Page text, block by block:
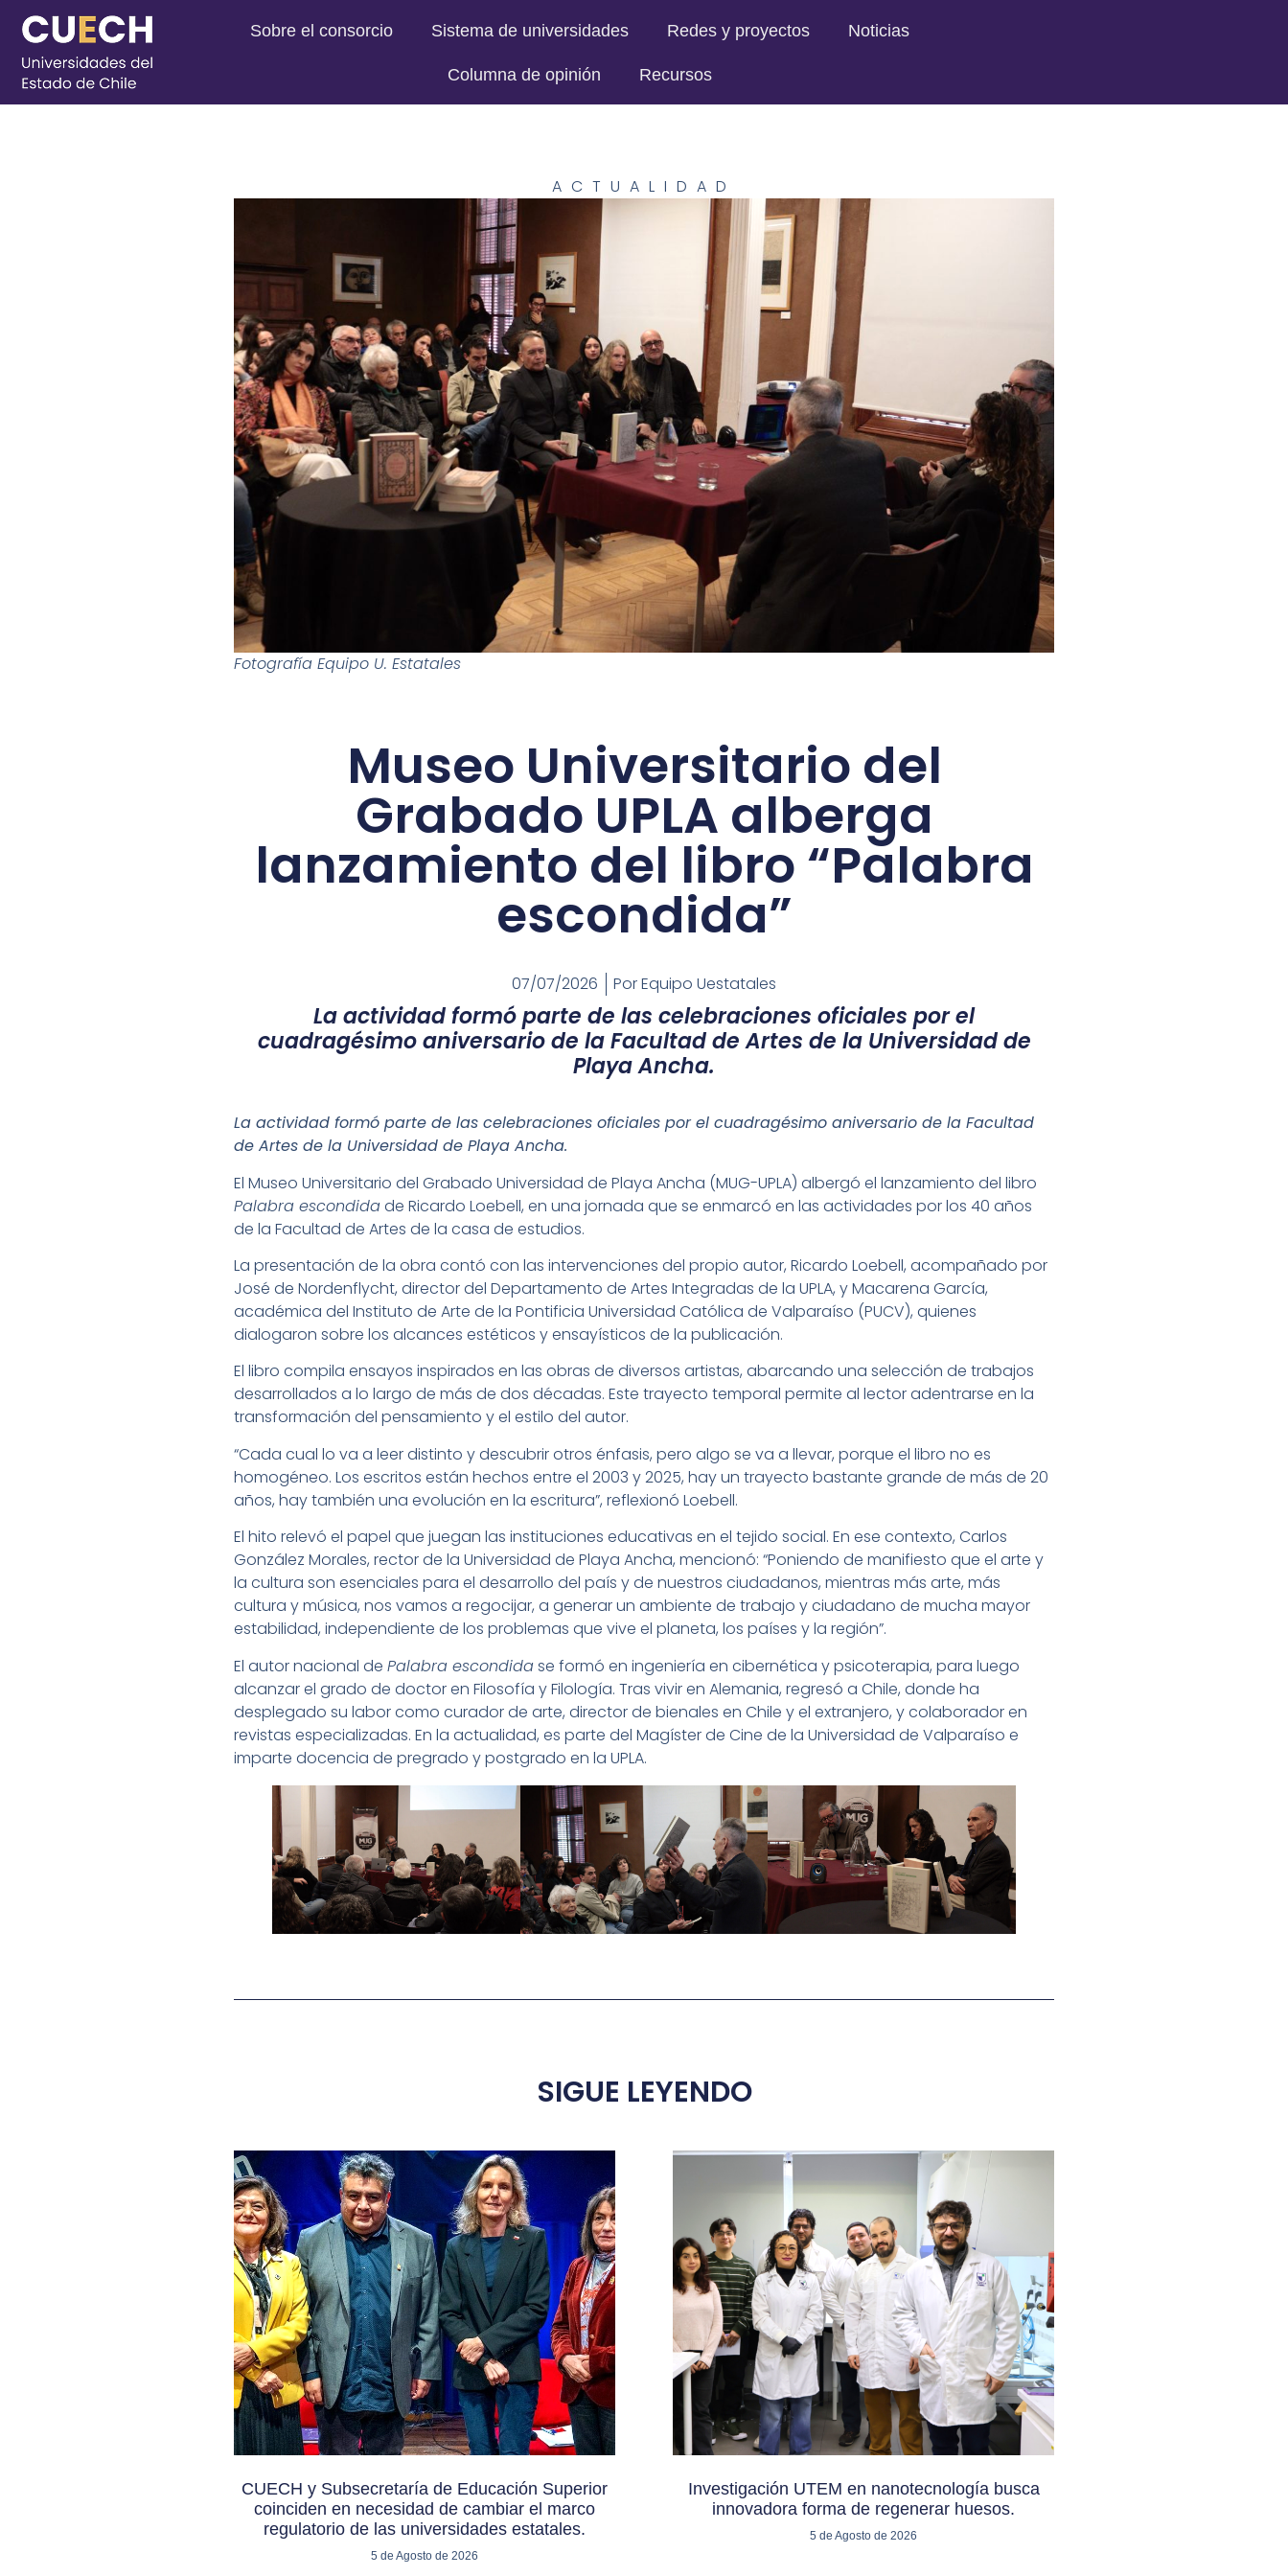
Sobre el consorcio Sistema de universidades Redes y proyectos Noticias
Columna de opinión Recursos
ACTUALIDAD
Fotografía Equipo U. Estatales
Museo Universitario del
Grabado UPLA alberga
lanzamiento del libro “Palabra
escondida”
07/07/2026 PorEquipo Uestatales
La actividad formó parte de las celebraciones oficiales por el
cuadragésimo aniversario de la Facultad de Artes de la Universidad de
Playa Ancha.
La actividad formó parte de las celebraciones oficiales por el cuadragésimo aniversario de la Facultad
de Artes de la Universidad de Playa Ancha.
El Museo Universitario del Grabado Universidad de Playa Ancha (MUG-UPLA) albergó el lanzamiento del libro
Palabra escondidade Ricardo Loebell, en una jornada que se enmarcó en las actividades por los 40 años
de la Facultad de Artes de la casa de estudios.
La presentación de la obra contó con las intervenciones del propio autor, Ricardo Loebell, acompañado por
José de Nordenflycht, director del Departamento de Artes Integradas de la UPLA, y Macarena García,
académica del Instituto de Arte de la Pontificia Universidad Católica de Valparaíso (PUCV), quienes
dialogaron sobre los alcances estéticos y ensayísticos de la publicación.
El libro compila ensayos inspirados en las obras de diversos artistas, abarcando una selección de trabajos
desarrollados a lo largo de más de dos décadas. Este trayecto temporal permite al lector adentrarse en la
transformación del pensamiento y el estilo del autor.
“Cada cual lo va a leer distinto y descubrir otros énfasis, pero algo se va a llevar, porque el libro no es
homogéneo. Los escritos están hechos entre el 2003 y 2025, hay un trayecto bastante grande de más de 20
años, hay también una evolución en la escritura”, reflexionó Loebell.
El hito relevó el papel que juegan las instituciones educativas en el tejido social. En ese contexto, Carlos
González Morales, rector de la Universidad de Playa Ancha, mencionó: “Poniendo de manifiesto que el arte y
la cultura son esenciales para el desarrollo del país y de nuestros ciudadanos, mientras más arte, más
cultura y música, nos vamos a regocijar, a generar un ambiente de trabajo y ciudadano de mucha mayor
estabilidad, independiente de los problemas que vive el planeta, los países y la región”.
El autor nacional de Palabra escondidase formó en ingeniería en cibernética y psicoterapia, para luego
alcanzar el grado de doctor en Filosofía y Filología. Tras vivir en Alemania, regresó a Chile, donde ha
desplegado su labor como curador de arte, director de bienales en Chile y el extranjero, y colaborador en
revistas especializadas. En la actualidad, es parte del Magíster de Cine de la Universidad de Valparaíso e
imparte docencia de pregrado y postgrado en la UPLA.
SIGUE LEYENDO
CUECH y Subsecretaría de Educación Superior
coinciden en necesidad de cambiar el marco
regulatorio de las universidades estatales.
5 de Agosto de 2026
Investigación UTEM en nanotecnología busca
innovadora forma de regenerar huesos.
5 de Agosto de 2026